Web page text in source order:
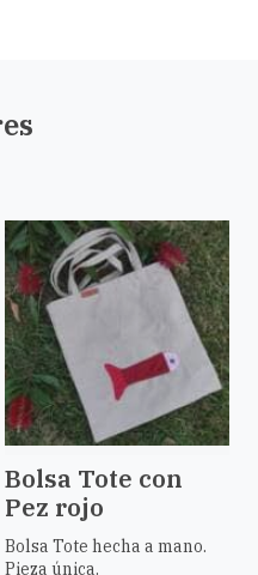
Bolsa Tote con
Pez rojo
Bolsa Tote hecha a mano.
Pieza única.